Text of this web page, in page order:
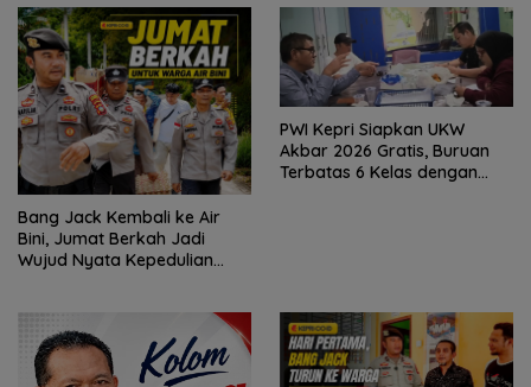
Bang Jack Kembali ke Air
Bini, Jumat Berkah Jadi
Wujud Nyata Kepedulian
PWI Kepri Siapkan UKW
Akbar 2026 Gratis, Buruan
Terbatas 6 Kelas dengan